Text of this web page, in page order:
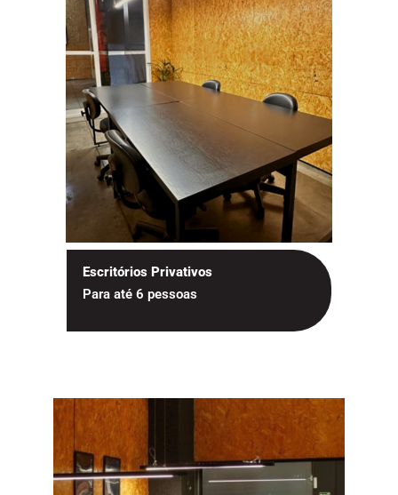
Escritórios Privativos
Para até 6 pessoas